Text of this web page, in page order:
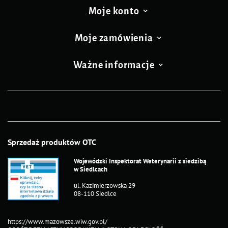
Moje konto
Moje zamówienia
Ważne informacje
Sprzedaż produktów OTC
Wojewódzki Inspektorat Weterynarii z siedzibą
w Siedlcach
ul. Kazimierzowska 29
08-110 Siedlce
https://www.mazowsze.wiw.gov.pl/